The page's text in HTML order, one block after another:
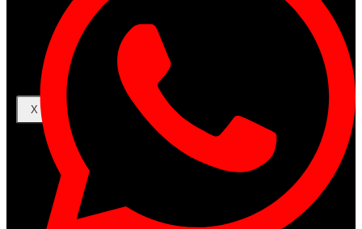
Iniciar Sesion
Registro
Restablecer la contraseña
X